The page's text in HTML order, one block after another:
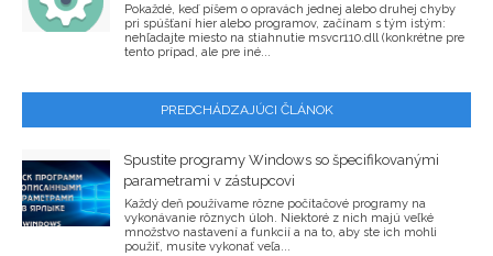
Pokaždé, keď píšem o opravách jednej alebo druhej chyby
pri spúšťaní hier alebo programov, začínam s tým istým:
nehľadajte miesto na stiahnutie msvcr110.dll (konkrétne pre
tento prípad, ale pre iné...
PREDCHÁDZAJÚCI ČLÁNOK
Spustite programy Windows so špecifikovanými
parametrami v zástupcovi
Každý deň používame rôzne počítačové programy na
vykonávanie rôznych úloh. Niektoré z nich majú veľké
množstvo nastavení a funkcií a na to, aby ste ich mohli
použiť, musíte vykonať veľa...